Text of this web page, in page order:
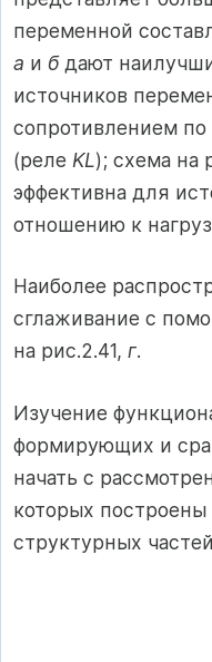
переменной
а и бдают
источников
сопротивлением
(реле KL); схема на
эффективна для
отношению к
Наиболее
сглаживание с
на рис.2.41, г.
Изучение
формирующих и
начать с
которых
структурных